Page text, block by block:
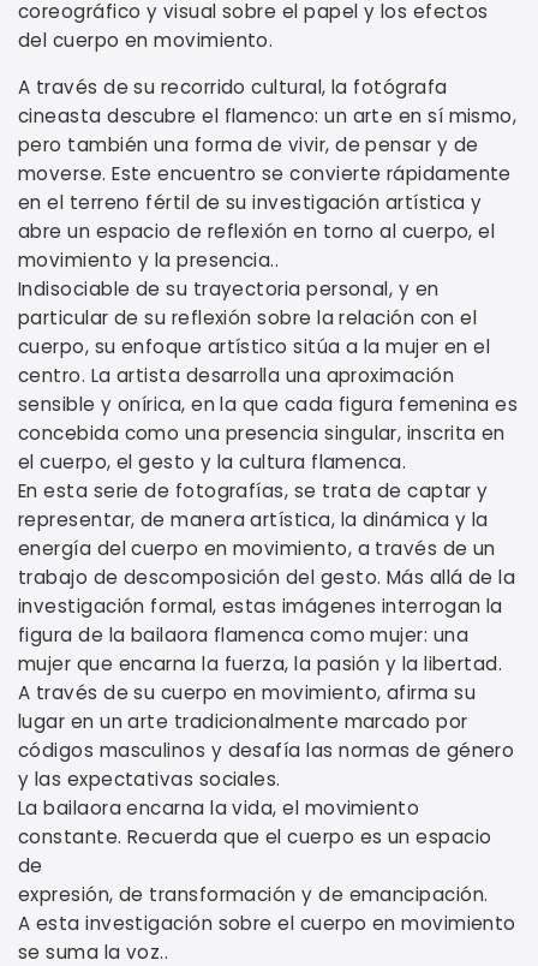
coreográfico y visual sobre el papel y los efectos
del cuerpo en movimiento.
A través de su recorrido cultural, la fotógrafa
cineasta descubre el flamenco: un arte en sí mismo,
pero también una forma de vivir, de pensar y de
moverse. Este encuentro se convierte rápidamente
en el terreno fértil de su investigación artística y
abre un espacio de reflexión en torno al cuerpo, el
movimiento y la presencia..
Indisociable de su trayectoria personal, y en
particular de su reflexión sobre la relación con el
cuerpo, su enfoque artístico sitúa a la mujer en el
centro. La artista desarrolla una aproximación
sensible y onírica, en la que cada figura femenina es
concebida como una presencia singular, inscrita en
el cuerpo, el gesto y la cultura flamenca.
En esta serie de fotografías, se trata de captar y
representar, de manera artística, la dinámica y la
energía del cuerpo en movimiento, a través de un
trabajo de descomposición del gesto. Más allá de la
investigación formal, estas imágenes interrogan la
figura de la bailaora flamenca como mujer: una
mujer que encarna la fuerza, la pasión y la libertad.
A través de su cuerpo en movimiento, afirma su
lugar en un arte tradicionalmente marcado por
códigos masculinos y desafía las normas de género
y las expectativas sociales.
La bailaora encarna la vida, el movimiento
constante. Recuerda que el cuerpo es un espacio
de
expresión, de transformación y de emancipación.
A esta investigación sobre el cuerpo en movimiento
se suma la voz..